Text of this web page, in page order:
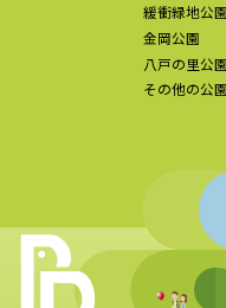
緩衝緑地公園
金岡公園
八戸の里公園
その他の公園